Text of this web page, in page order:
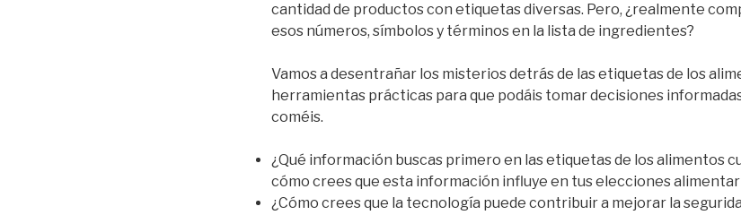
cantidad de productos con etiquetas diversas. Pero, ¿realmente
esos números, símbolos y términos en la lista de ingredientes?
Vamos a desentrañar los misterios detrás de las etiquetas de los
herramientas prácticas para que podáis tomar decisiones
coméis.
¿Qué información buscas primero en las etiquetas de los alimentos
cómo crees que esta información influye en tus elecciones
¿Cómo crees que la tecnología puede contribuir a mejorar la